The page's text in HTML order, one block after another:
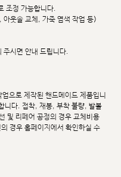
조정 가능합니다.
웃솔 교체, 가죽 염색 작업 등)
주시면 안내 드립니다.
으로 제작된 핸드메이드 제품입니
니다. 접착, 재봉, 부착 불량, 발볼
및 리페어 공정의 경우 교체비용
경우 홈페이지에서 확인하실 수